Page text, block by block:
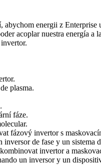
abychom energii z Enterprise
acoplar nuestra energía a
plasma.
fáze.
fázový invertor s
de fase y un sistema
invertor a
un inversor y un